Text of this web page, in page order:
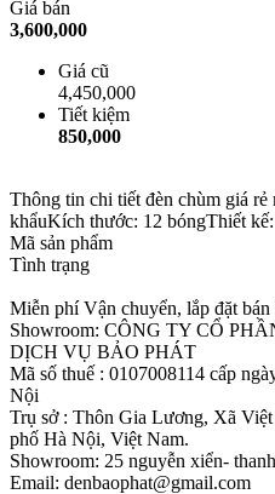
Giá bán
3,600,000
Giá cũ
4,450,000
Tiết kiệm
850,000
Thông tin chi tiết đèn chùm giá
khẩuKích thước: 12 bóngThiết
Mã sản phẩm
Tình trạng
Miễn phí Vận chuyển, lắp đặt
Showroom: CÔNG TY CỔ
DỊCH VỤ BẢO PHÁT
Mã số thuế : 0107008114 cấp
Nội
Trụ sở : Thôn Gia Lương, Xã
phố Hà Nội, Việt Nam.
Showroom: 25 nguyễn xiển-
Email: denbaophat@gmail.com